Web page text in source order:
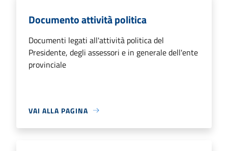
Documento attività politica
Documenti legati all'attività politica del
Presidente, degli assessori e in generale dell'ente
provinciale
VAI ALLA PAGINA